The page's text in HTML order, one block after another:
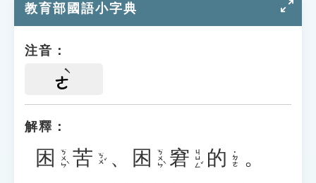
教育部國語小字典
注音：
ㄜ
解釋：
困 ㄎㄨㄣˋ 苦 ㄎㄨˇ 、 困 ㄎㄨㄣˋ 窘 ㄐㄩㄥˇ 的 ˙ㄉㄜ 。